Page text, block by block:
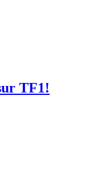
TF1!